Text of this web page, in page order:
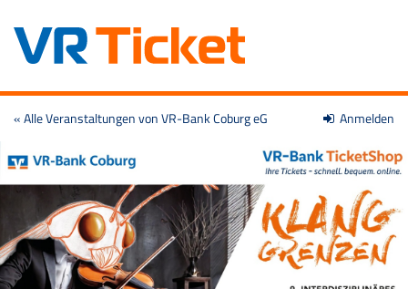
Zum
Haupt-
springen
Anmelden
« Alle Veranstaltungen von VR-Bank Coburg eG